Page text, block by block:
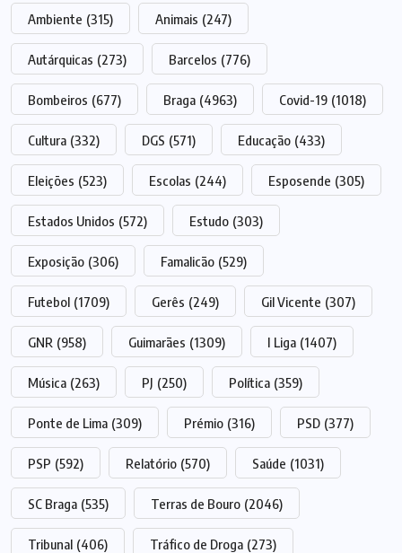
Ambiente (315) Animais (247)
Autárquicas (273) Barcelos (776)
Bombeiros (677) Braga (4963) Covid-19 (1018)
Cultura (332) DGS (571) Educação (433)
Eleições (523) Escolas (244) Esposende (305)
Estados Unidos (572) Estudo (303)
Exposição (306) Famalicão (529)
Futebol (1709) Gerês (249) Gil Vicente (307)
GNR (958) Guimarães (1309) I Liga (1407)
Música (263) PJ (250) Política (359)
Ponte de Lima (309) Prémio (316) PSD (377)
PSP (592) Relatório (570) Saúde (1031)
SC Braga (535) Terras de Bouro (2046)
Tribunal (406) Tráfico de Droga (273)